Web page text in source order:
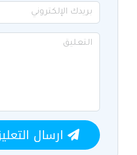
ارسال